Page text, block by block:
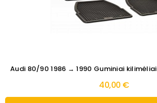
Audi 80/90 1986 → 1990 Guminiai kilimėliai
40,00 €